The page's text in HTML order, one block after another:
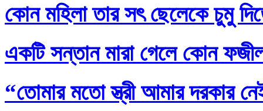
কোন মহিলা তার সৎ ছেলেকে চুমু
একটি সন্তান মারা গেলে কোন
“তোমার মতো স্ত্রী আমার দরকার